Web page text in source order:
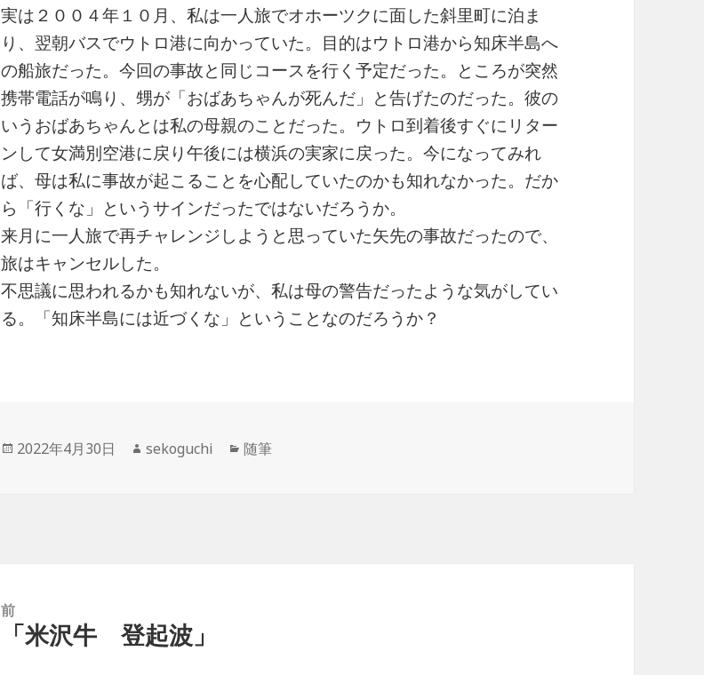
実は２００４年１０月、私は一人旅でオホーツクに面した斜里町に泊ま
り、翌朝バスでウトロ港に向かっていた。目的はウトロ港から知床半島へ
の船旅だった。今回の事故と同じコースを行く予定だった。ところが突然
携帯電話が鳴り、甥が「おばあちゃんが死んだ」と告げたのだった。彼の
いうおばあちゃんとは私の母親のことだった。ウトロ到着後すぐにリター
ンして女満別空港に戻り午後には横浜の実家に戻った。今になってみれ
ば、母は私に事故が起こることを心配していたのかも知れなかった。だか
ら「行くな」というサインだったではないだろうか。
来月に一人旅で再チャレンジしようと思っていた矢先の事故だったので、
旅はキャンセルした。
不思議に思われるかも知れないが、私は母の警告だったような気がしてい
る。「知床半島には近づくな」ということなのだろうか？
投
2022年4月30日
作
sekoguchi
カ
随筆
前
前「米沢牛 登起波」